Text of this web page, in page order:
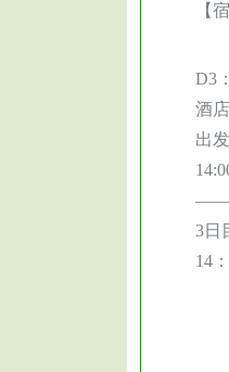
【
D3：
酒
出
3日
14